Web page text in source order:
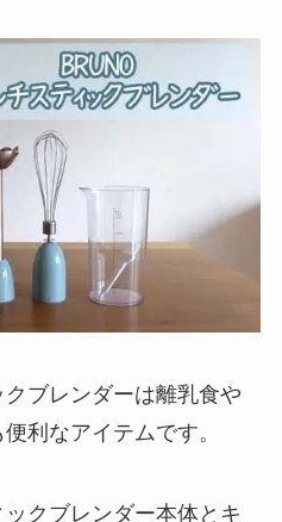
ブレンダーは離乳食や
利なアイテムです。
クブレンダー本体とキ